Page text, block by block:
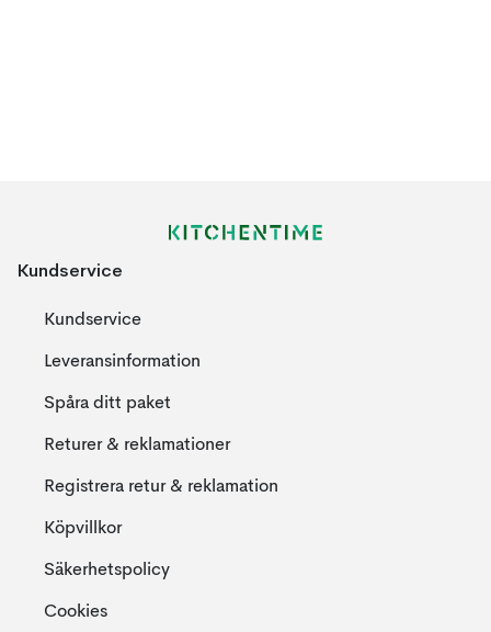
Kundservice
Kundservice
Leveransinformation
Spåra ditt paket
Returer & reklamationer
Registrera retur & reklamation
Köpvillkor
Säkerhetspolicy
Cookies